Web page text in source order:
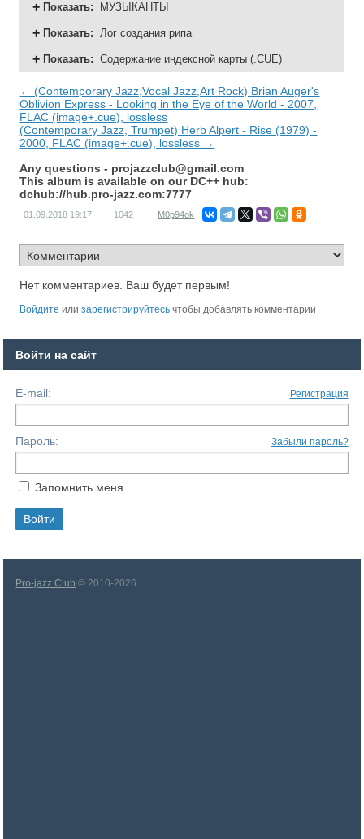
Показать: МУЗЫКАНТЫ
Показать: Лог создания рипа
Показать: Содержание индексной карты (.CUE)
← (Contemporary Jazz,Vocal Jazz,Art Rock) Brian Auger's
Oblivion Express - Looking in the Eye of the World - 2007,
FLAC (image+.cue), lossless
(Contemporary Jazz, Trumpet) Herb Alpert - Rise (1979) -
2000, FLAC (image+.cue), lossless →
Any questions - projazzclub@gmail.com
This album is available on our DC++ hub:
dchub://hub.pro-jazz.com:7777
01.09.2018 19:17 1042 M0p94ok
Нет комментариев. Ваш будет первым!
Войдите илизарегистрируйтесь чтобы добавлять комментарии
Войти на сайт
E-mail: Регистрация
Пароль: Забыли пароль?
Запомнить меня
Pro-jazz Club © 2010-2026